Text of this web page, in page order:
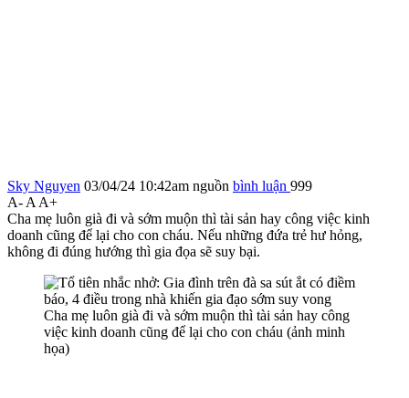
Sky Nguyen 03/04/24 10:42am nguồn bình luận 999
A- A A+
Cha mẹ luôn già đi và sớm muộn thì tài sản hay công việc kinh
doanh cũng để lại cho con cháu. Nếu những đứa trẻ hư hỏng,
không đi đúng hướng thì gia đọa sẽ suy bại.
Cha mẹ luôn già đi và sớm muộn thì tài sản hay công
việc kinh doanh cũng để lại cho con cháu (ảnh minh
họa)